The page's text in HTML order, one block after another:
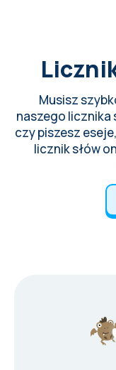
Musisz
naszego licznika
czy piszesz
licznik słów